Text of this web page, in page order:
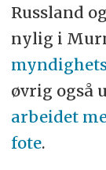
Russland
nylig i
øvrig også
arbeidet
fote.